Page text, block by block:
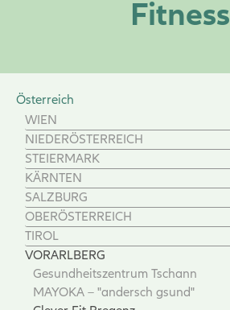
Fitness
Österreich
WIEN
NIEDERÖSTERREICH
STEIERMARK
KÄRNTEN
SALZBURG
OBERÖSTERREICH
TIROL
VORARLBERG
Gesundheitszentrum Tschann
MAYOKA – "andersch gsund"